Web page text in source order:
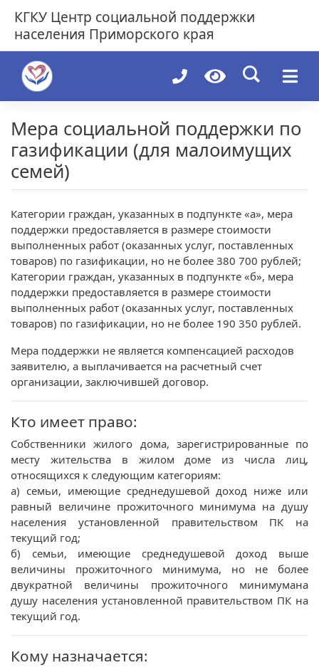
content
КГКУ Центр социальной поддержки
населения Приморского края
Мера социальной поддержки по
газификации (для малоимущих
семей)
Категории граждан, указанных в подпункте «а», мера
поддержки предоставляется в размере стоимости
выполненных работ (оказанных услуг, поставленных
товаров) по газификации, но не более 380 700 рублей;
Категории граждан, указанных в подпункте «б», мера
поддержки предоставляется в размере стоимости
выполненных работ (оказанных услуг, поставленных
товаров) по газификации, но не более 190 350 рублей.
Мера поддержки не является компенсацией расходов
заявителю, а выплачивается на расчетный счет
организации, заключившей договор.
Кто имеет право:
Собственники жилого дома, зарегистрированные по
месту жительства в жилом доме из числа лиц,
относящихся к следующим категориям:
а) семьи, имеющие среднедушевой доход ниже или
равный величине прожиточного минимума на душу
населения установленной правительством ПК на
текущий год;
б) семьи, имеющие среднедушевой доход выше
величины прожиточного минимума, но не более
двукратной величины прожиточного минимумана
душу населения установленной правительством ПК на
текущий год.
Кому назначается: